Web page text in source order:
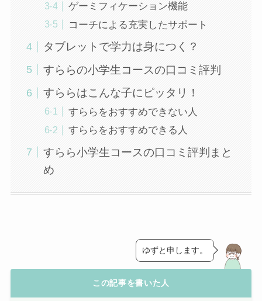
ゲーミフィケーション機能
コーチによる充実したサポート
タブレットで学力は身につく？
すららの小学生コースの口コミ評判
すららはこんな子にピッタリ！
すららをおすすめできない人
すららをおすすめできる人
すらら小学生コースの口コミ評判まと
め
ゆずと申します。
この記事を書いた人